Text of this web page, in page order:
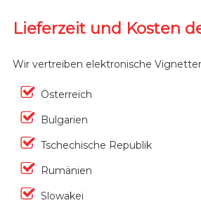
Lieferzeit und Kosten
Wir vertreiben elektronische
Österreich
Bulgarien
Tschechische Republik
Rumänien
Slowakei